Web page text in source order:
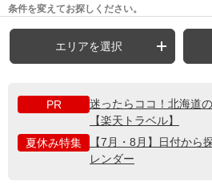
条件を変えてお探しください。
エリアを選択
PR
迷ったらココ！北海道
【楽天トラベル】
夏休み特集
【7月・8月】日付から
レンダー